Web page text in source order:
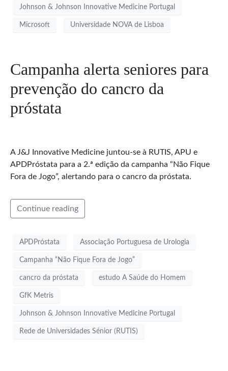
Johnson & Johnson Innovative Medicine Portugal
Microsoft Universidade NOVA de Lisboa
Campanha alerta seniores para
prevenção do cancro da
próstata
A J&J Innovative Medicine juntou-se à RUTIS, APU e
APDPróstata para a 2.ª edição da campanha “Não Fique
Fora de Jogo”, alertando para o cancro da próstata.
Continue reading
APDPróstata Associação Portuguesa de Urologia
Campanha “Não Fique Fora de Jogo”
cancro da próstata estudo A Saúde do Homem
GfK Metris
Johnson & Johnson Innovative Medicine Portugal
Rede de Universidades Sénior (RUTIS)